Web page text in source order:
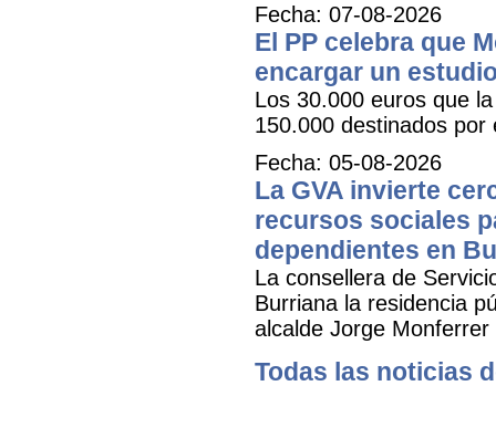
Fecha: 07-08-2026
El PP celebra que
encargar un
Los 30.000 euros que
150.000 destinados
Fecha: 05-08-2026
La GVA invierte
recursos sociales
dependientes en
La consellera de
Burriana la residencia
alcalde Jorge Monferrer
Todas las noticias